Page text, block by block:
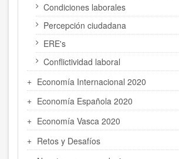
Condiciones laborales
Percepción ciudadana
ERE's
Conflictividad laboral
Economía Internacional 2020
Economía Española 2020
Economía Vasca 2020
Retos y Desafíos